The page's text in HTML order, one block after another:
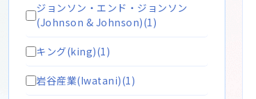
ジョンソン・エンド・ジョンソン
(Johnson & Johnson)(1)
キング(king)(1)
岩谷産業(Iwatani)(1)